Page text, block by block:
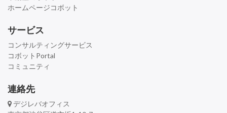
ホームページコボット
サービス
コンサルティングサービス
コボットPortal
コミュニティ
連絡先
デジレバオフィス